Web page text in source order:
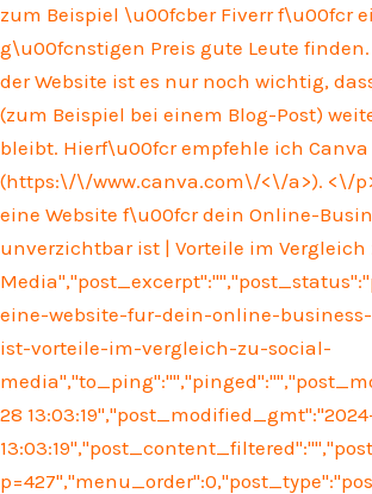
zum Beispiel \u00fcber Fiverr f\u00fcr
g\u00fcnstigen Preis gute Leute
der Website ist es nur noch wichtig,
(zum Beispiel bei einem Blog-Post)
bleibt. Hierf\u00fcr empfehle ich Canva
(https:\/\/www.canva.com\/<\/a>). <\/
eine Website f\u00fcr dein Online-
unverzichtbar ist | Vorteile im Vergleich
eine-website-fur-dein-online-
ist-vorteile-im-vergleich-zu-social-
28